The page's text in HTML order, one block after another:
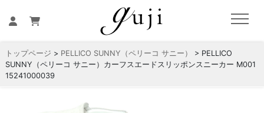
トップページ > PELLICO SUNNY（ペリーコ サニー）
> PELLICO
SUNNY（ペリーコ サニー）カーフスエードスリッポンスニーカー M001
15241000039